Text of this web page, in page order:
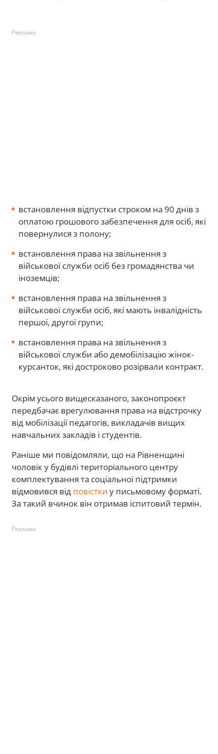
Реклама
встановлення відпустки строком на 90 днів з
оплатою грошового забезпечення для осіб, які
повернулися з полону;
встановлення права на звільнення з
військової служби осіб без громадянства чи
іноземців;
встановлення права на звільнення з
військової служби осіб, які мають інвалідність
першої, другої групи;
встановлення права на звільнення з
військової служби або демобілізацію жінок-
курсанток, які достроково розірвали контракт.
Окрім усього вищесказаного, законопроєкт
передбачає врегулювання права на відстрочку
від мобілізації педагогів, викладачів вищих
навчальних закладів і студентів.
Раніше ми повідомляли, що на Рівненщині
чоловік у будівлі територіального центру
комплектування та соціальної підтримки
відмовився від повістки у письмовому форматі.
За такий вчинок він отримав іспитовий термін.
Реклама